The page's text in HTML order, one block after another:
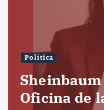
Política
Oficina de